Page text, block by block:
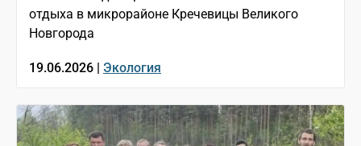
отдыха в микрорайоне Кречевицы Великого
Новгорода
19.06.2026 | Экология